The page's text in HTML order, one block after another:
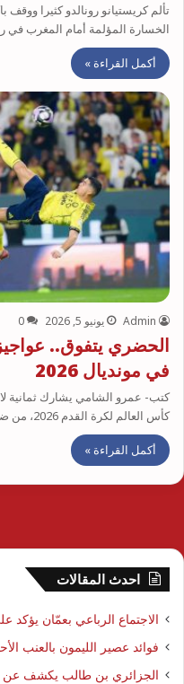
الخسارة المؤلمة أمام المغرب في
أكمل القراءة »
Admin يونيو 5, 2026 0
الحضري يتفوق..
في مونديال 2026
كأس العالم لكرة القدم 2026، من ضمنهم…
أكمل القراءة »
احدث المقالات
الاجتماع الرباعي بعمّان يؤكد
فوائد عصير الليمون بالعنب
الجزائري بن طالب يكشف عن